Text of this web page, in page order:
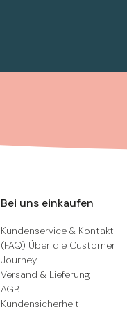
Bei uns einkaufen
Kundenservice & Kontakt
(FAQ) Über die Customer
Journey
Versand & Lieferung
AGB
Kundensicherheit